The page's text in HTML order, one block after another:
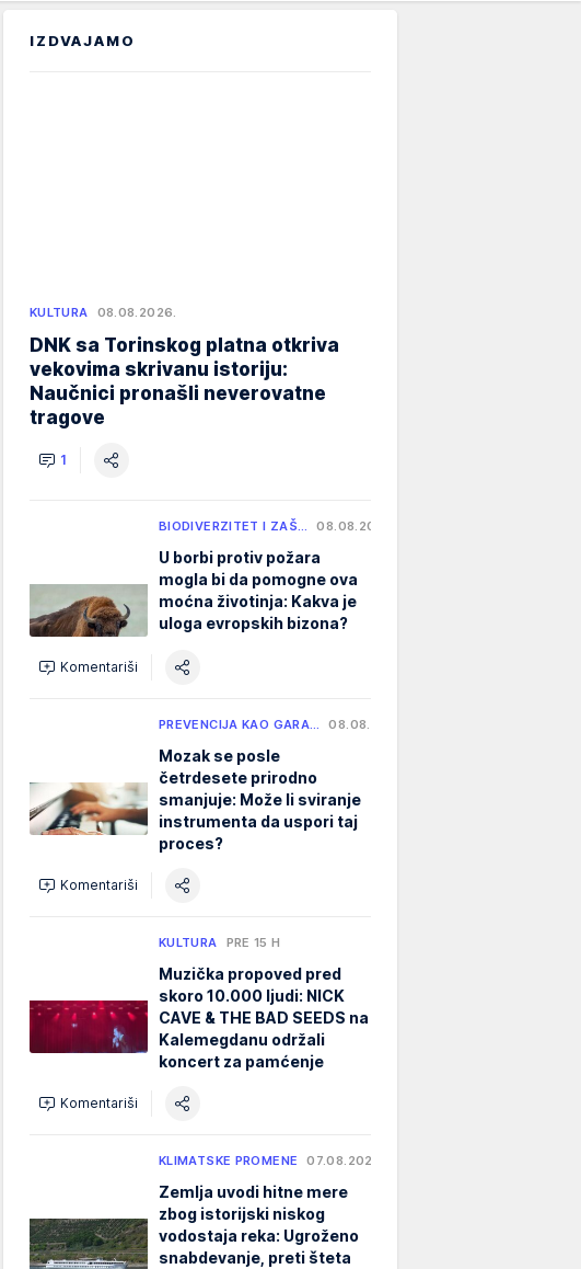
IZDVAJAMO
KULTURA 08.08.2026.
DNK sa Torinskog platna otkriva
vekovima skrivanu istoriju:
Naučnici pronašli neverovatne
tragove
1
BIODIVERZITET I ZAŠ… 08.08.2026.
U borbi protiv požara
mogla bi da pomogne ova
moćna životinja: Kakva je
uloga evropskih bizona?
Komentariši
PREVENCIJA KAO GARA… 08.08.2026.
Mozak se posle
četrdesete prirodno
smanjuje: Može li sviranje
instrumenta da uspori taj
proces?
Komentariši
KULTURA PRE 15 H
Muzička propoved pred
skoro 10.000 ljudi: NICK
CAVE & THE BAD SEEDS na
Kalemegdanu održali
koncert za pamćenje
Komentariši
KLIMATSKE PROMENE 07.08.2026.
Zemlja uvodi hitne mere
zbog istorijski niskog
vodostaja reka: Ugroženo
snabdevanje, preti šteta